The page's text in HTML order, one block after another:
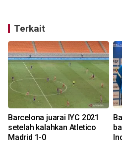
Terkait
Barcelona juarai IYC 2021
setelah kalahkan Atletico
Madrid 1-0